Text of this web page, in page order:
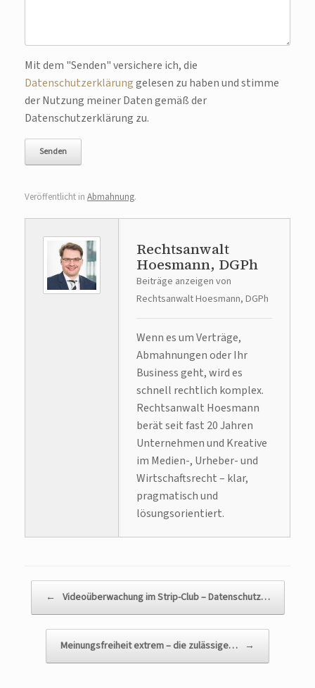
Bitte lasse dieses Feld leer.
Mit dem "Senden" versichere ich, die
Datenschutzerklärunggelesen zu haben und stimme
der Nutzung meiner Daten gemäß der
Datenschutzerklärung zu.
Veröffentlicht in Abmahnung.
Rechtsanwalt
Hoesmann, DGPh
Beiträge anzeigen von
Rechtsanwalt Hoesmann, DGPh
Wenn es um Verträge,
Abmahnungen oder Ihr
Business geht, wird es
schnell rechtlich komplex.
Rechtsanwalt Hoesmann
berät seit fast 20 Jahren
Unternehmen und Kreative
im Medien-, Urheber- und
Wirtschaftsrecht – klar,
pragmatisch und
lösungsorientiert.
← Videoüberwachung im Strip-Club – Datenschutz…
Meinungsfreiheit extrem – die zulässige… →